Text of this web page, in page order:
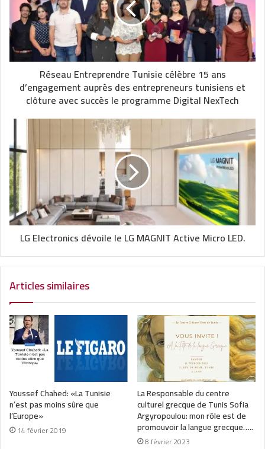
Réseau Entreprendre Tunisie célèbre 15 ans
d’engagement auprès des entrepreneurs tunisiens et
clôture avec succès le programme Digital NexTech
LG Electronics dévoile le LG MAGNIT Active Micro LED.
Articles similaires
Youssef Chahed: «La Tunisie
n’est pas moins sûre que
l’Europe»
14 février 2019
La Responsable du centre
culturel grecque de Tunis Sofia
Argyropoulou: mon rôle est de
promouvoir la langue grecque…..
8 février 2023